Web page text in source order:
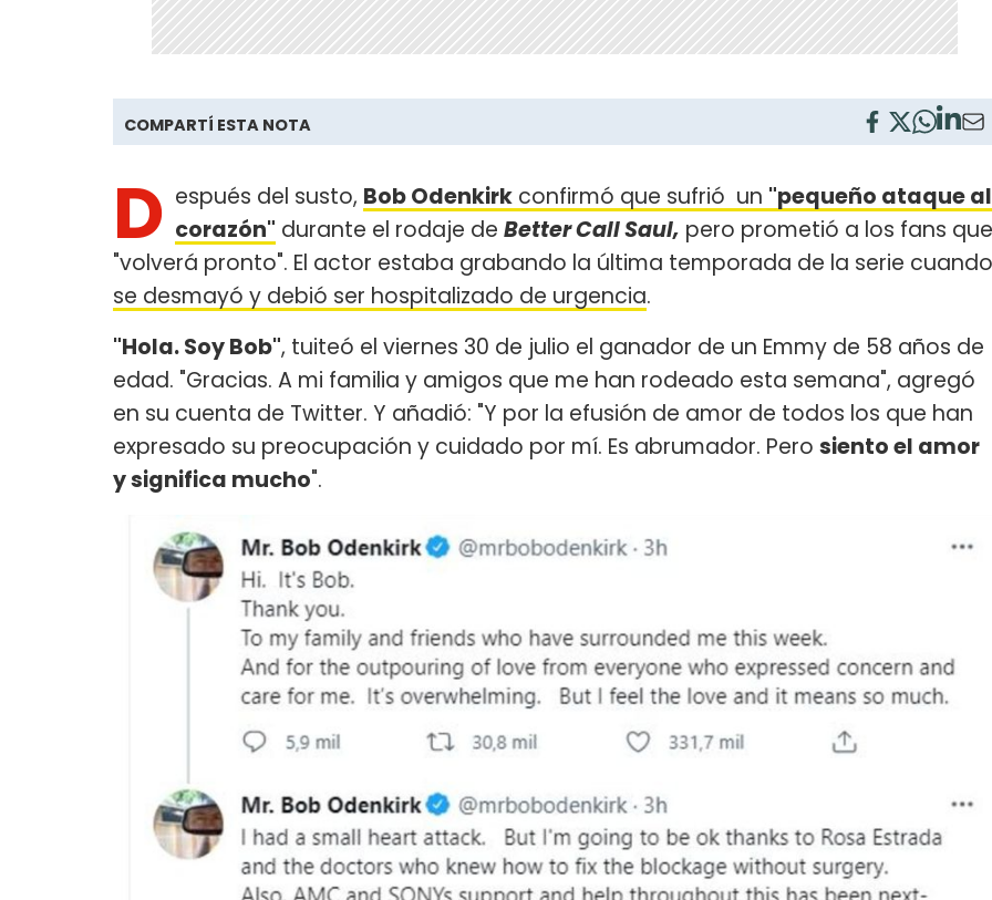
COMPARTÍ ESTA NOTA
D espués del susto, Bob Odenkirk confirmó que sufrió un "pequeño ataque al
corazón" durante el rodaje de Better Call Saul, pero prometió a los fans que
"volverá pronto". El actor estaba grabando la última temporada de la serie cuando
se desmayó y debió ser hospitalizado de urgencia.
"Hola. Soy Bob", tuiteó el viernes 30 de julio el ganador de un Emmy de 58 años de
edad. "Gracias. A mi familia y amigos que me han rodeado esta semana", agregó
en su cuenta de Twitter. Y añadió: "Y por la efusión de amor de todos los que han
expresado su preocupación y cuidado por mí. Es abrumador. Pero siento el amor
y significa mucho".